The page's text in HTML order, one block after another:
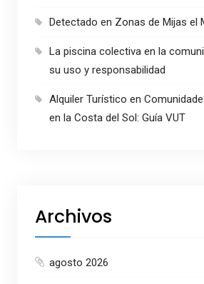
Detectado en Zonas de Mijas el
La piscina colectiva en la
su uso y responsabilidad
Alquiler Turístico en
en la Costa del Sol: Guía VUT
Archivos
agosto 2026